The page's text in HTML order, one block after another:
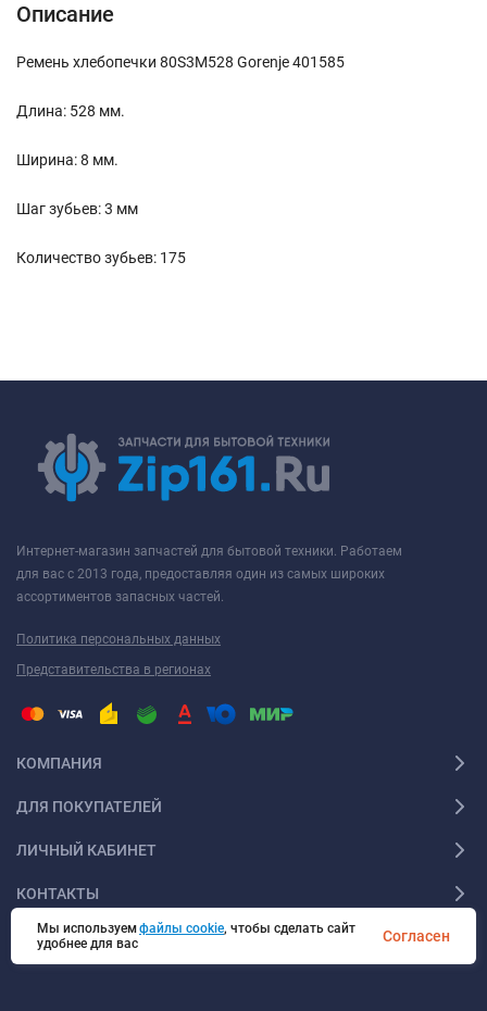
Описание
Ремень хлебопечки 80S3M528 Gorenje 401585
Длина: 528 мм.
Ширина: 8 мм.
Шаг зубьев: 3 мм
Количество зубьев: 175
Интернет-магазин запчастей для бытовой техники. Работаем
для вас с 2013 года, предоставляя один из самых широких
ассортиментов запасных частей.
Политика персональных данных
Представительства в регионах
КОМПАНИЯ
ДЛЯ ПОКУПАТЕЛЕЙ
ЛИЧНЫЙ КАБИНЕТ
КОНТАКТЫ
Мы используемфайлы cookie, чтобы сделать сайт
удобнее для вас
Согласен